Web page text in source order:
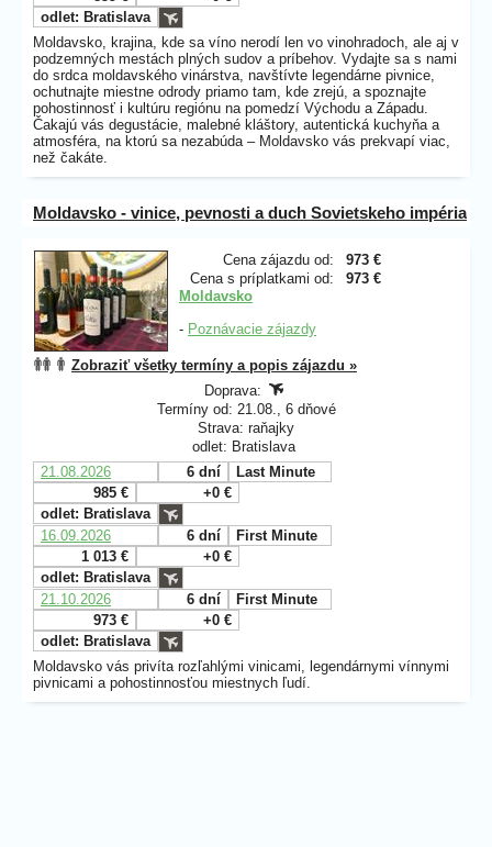
odlet: Bratislava
Moldavsko, krajina, kde sa víno nerodí len vo vinohradoch, ale aj v
podzemných mestách plných sudov a príbehov. Vydajte sa s nami
do srdca moldavského vinárstva, navštívte legendárne pivnice,
ochutnajte miestne odrody priamo tam, kde zrejú, a spoznajte
pohostinnosť i kultúru regiónu na pomedzí Východu a Západu.
Čakajú vás degustácie, malebné kláštory, autentická kuchyňa a
atmosféra, na ktorú sa nezabúda – Moldavsko vás prekvapí viac,
než čakáte.
Moldavsko - vinice, pevnosti a duch Sovietskeho impéria
Cena zájazdu od:
973 €
Cena s príplatkami od:
973 €
Moldavsko
- Poznávacie zájazdy
Zobraziť všetky termíny a popis zájazdu »
Doprava:
Termíny od: 21.08., 6 dňové
Strava: raňajky
odlet: Bratislava
21.08.2026
6 dní
Last Minute
985 €
+0 €
odlet: Bratislava
16.09.2026
6 dní
First Minute
1 013 €
+0 €
odlet: Bratislava
21.10.2026
6 dní
First Minute
973 €
+0 €
odlet: Bratislava
Moldavsko vás privíta rozľahlými vinicami, legendárnymi vínnymi
pivnicami a pohostinnosťou miestnych ľudí.